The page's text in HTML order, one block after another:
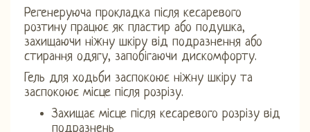
Регенеруюча прокладка після кесаревого
розтину працює як пластир або подушка,
захищаючи ніжну шкіру від подразнення або
стирання одягу, запобігаючи дискомфорту.
Гель для ходьби заспокоює ніжну шкіру та
заспокоює місце після розрізу.
Захищає місце після кесаревого розрізу від
подразнень